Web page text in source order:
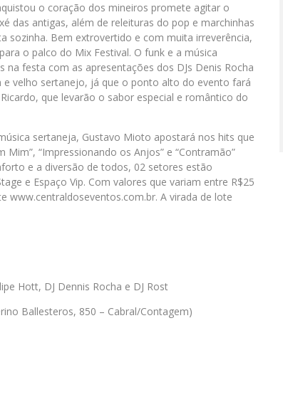
o coração dos mineiros promete agitar o
das antigas, além de releituras do pop e marchinhas
sozinha. Bem extrovertido e com muita irreverência,
o palco do Mix Festival. O funk e a música
festa com as apresentações dos DJs Denis Rocha
velho sertanejo, já que o ponto alto do evento fará
que levarão o sabor especial e romântico do
sertaneja, Gustavo Mioto apostará nos hits que
Mim”, “Impressionando os Anjos” e “Contramão”
e a diversão de todos, 02 setores estão
e Espaço Vip. Com valores que variam entre R$25
www.centraldoseventos.com.br. A virada de lote
Hott, DJ Dennis Rocha e DJ Rost
Ballesteros, 850 – Cabral/Contagem)